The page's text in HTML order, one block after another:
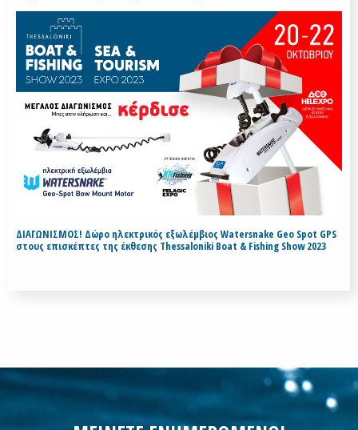
ΔΙΑΓΩΝΙΣΜΟΣ! Δώρο ηλεκτρικός εξωλέμβιος Watersnake Geo Spot GPS
στους επισκέπτες της έκθεσης Thessaloniki Boat & Fishing Show 2023